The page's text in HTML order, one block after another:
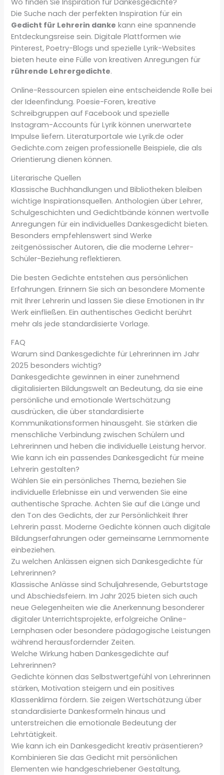
Die Suche nach der perfekten Inspiration für ein
Gedicht für Lehrerin danke kann eine spannende
Entdeckungsreise sein. Digitale Plattformen wie
Pinterest, Poetry-Blogs und spezielle Lyrik-Websites
bieten heute eine Fülle von kreativen Anregungen für
rührende Lehrergedichte.
Online-Ressourcen spielen eine entscheidende Rolle bei
der Ideenfindung. Poesie-Foren, kreative
Schreibgruppen auf Facebook und spezielle
Instagram-Accounts für Lyrik können unerwartete
Impulse liefern. Literaturportale wie Lyrik.de oder
Gedichte.com zeigen professionelle Beispiele, die als
Orientierung dienen können.
Literarische Quellen
Klassische Buchhandlungen und Bibliotheken bleiben
wichtige Inspirationsquellen. Anthologien über Lehrer,
Schulgeschichten und Gedichtbände können wertvolle
Anregungen für ein individuelles Dankesgedicht bieten.
Besonders empfehlenswert sind Werke
zeitgenössischer Autoren, die die moderne Lehrer-
Schüler-Beziehung reflektieren.
Die besten Gedichte entstehen aus persönlichen
Erfahrungen. Erinnern Sie sich an besondere Momente
mit Ihrer Lehrerin und lassen Sie diese Emotionen in Ihr
Werk einfließen. Ein authentisches Gedicht berührt
mehr als jede standardisierte Vorlage.
FAQ
Warum sind Dankesgedichte für Lehrerinnen im Jahr
2025 besonders wichtig?
Dankesgedichte gewinnen in einer zunehmend
digitalisierten Bildungswelt an Bedeutung, da sie eine
persönliche und emotionale Wertschätzung
ausdrücken, die über standardisierte
Kommunikationsformen hinausgeht. Sie stärken die
menschliche Verbindung zwischen Schülern und
Lehrerinnen und heben die individuelle Leistung hervor.
Wie kann ich ein passendes Dankesgedicht für meine
Lehrerin gestalten?
Wählen Sie ein persönliches Thema, beziehen Sie
individuelle Erlebnisse ein und verwenden Sie eine
authentische Sprache. Achten Sie auf die Länge und
den Ton des Gedichts, der zur Persönlichkeit Ihrer
Lehrerin passt. Moderne Gedichte können auch digitale
Bildungserfahrungen oder gemeinsame Lernmomente
einbeziehen.
Zu welchen Anlässen eignen sich Dankesgedichte für
Lehrerinnen?
Klassische Anlässe sind Schuljahresende, Geburtstage
und Abschiedsfeiern. Im Jahr 2025 bieten sich auch
neue Gelegenheiten wie die Anerkennung besonderer
digitaler Unterrichtsprojekte, erfolgreiche Online-
Lernphasen oder besondere pädagogische Leistungen
während herausfordernder Zeiten.
Welche Wirkung haben Dankesgedichte auf
Lehrerinnen?
Gedichte können das Selbstwertgefühl von Lehrerinnen
stärken, Motivation steigern und ein positives
Klassenklima fördern. Sie zeigen Wertschätzung über
standardisierte Dankesformeln hinaus und
unterstreichen die emotionale Bedeutung der
Lehrtätigkeit.
Wie kann ich ein Dankesgedicht kreativ präsentieren?
Kombinieren Sie das Gedicht mit persönlichen
Elementen wie handgeschriebener Gestaltung,